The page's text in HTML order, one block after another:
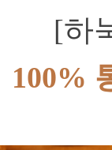
[하
100%